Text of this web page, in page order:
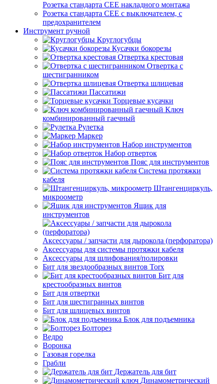
Розетка стандарта СЕЕ накладного монтажа
Розетка стандарта СЕЕ с выключателем, с
предохранителем
Инструмент ручной
Круглогубцы
Кусачки бокорезы
Отвертка крестовая
Отвертка с
шестигранником
Отвертка шлицевая
Пассатижи
Торцевые кусачки
Ключ
комбинированный гаечный
Рулетка
Маркер
Набор инструментов
Набор отверток
Пояс для инструментов
Система протяжки
кабеля
Штангенциркуль,
микроометр
Ящик для
инструментов
Аксессуары / запчасти для дырокола (перфоратора)
Аксессуары для системы протяжки кабеля
Аксессуары для шлифования/полировки
Бит для звездообразных винтов Torx
Бит для
крестообразных винтов
Бит для отвертки
Бит для шестигранных винтов
Бит для шлицевых винтов
Блок для подъемника
Болторез
Ведро
Воронка
Газовая горелка
Грабли
Держатель для бит
Динамометрический